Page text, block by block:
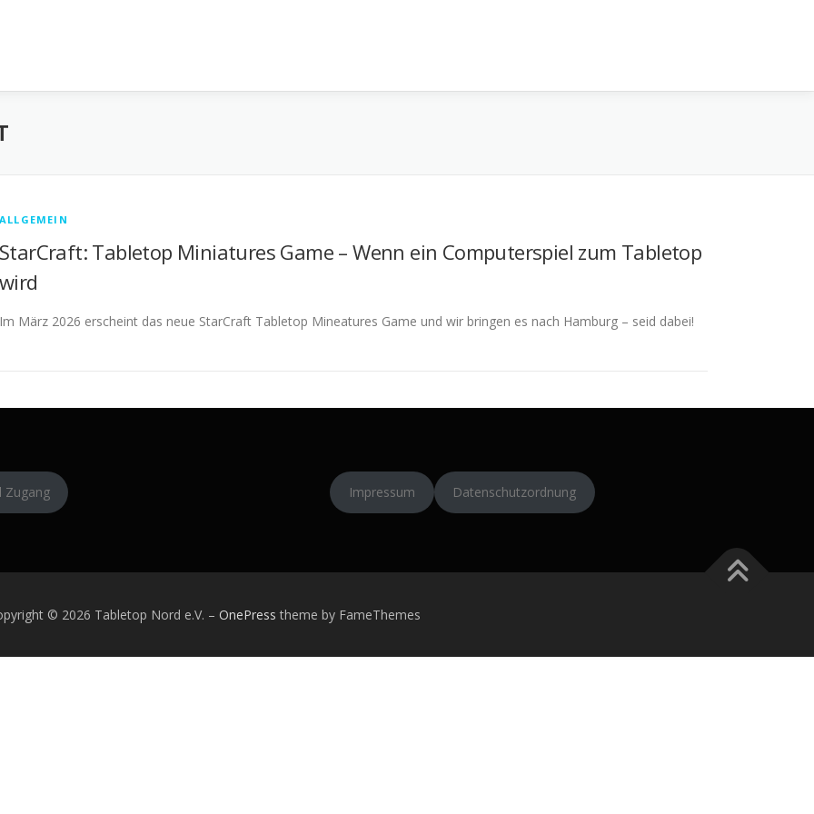
ALLGEMEIN
StarCraft: Tabletop Miniatures Game – Wenn ein Computerspiel zum Tabletop
wird
Im März 2026 erscheint das neue StarCraft Tabletop Mineatures Game und wir bringen es nach Hamburg – seid dabei!
Zugang Impressum Datenschutzordnung
© 2026 Tabletop Nord e.V. – OnePress theme by FameThemes